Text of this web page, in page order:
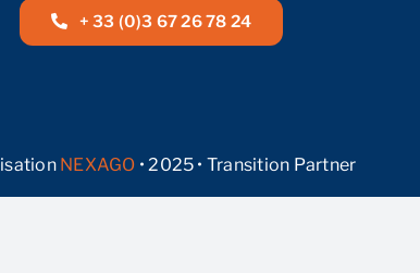
+ 33 (0)3 67 26 78 24
NEXAGO • 2025 • Transition Partner